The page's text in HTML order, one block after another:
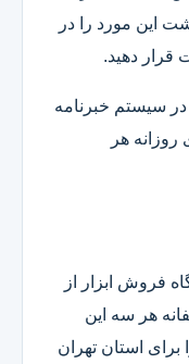
این مورد را در
قرار دهید.
در سیستم خبرنامه
هر
شده تنها ۳ فروشگاه فروش ابزار از
هر سه این
استان تهران